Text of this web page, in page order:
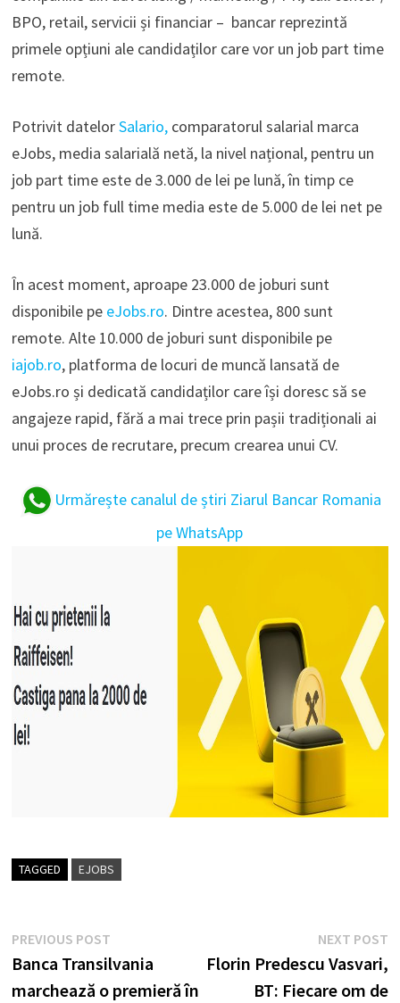
BPO, retail, servicii și financiar – bancar reprezintă
primele opțiuni ale candidaților care vor un job part time
remote.
Potrivit datelorSalario,comparatorul salarial marca
eJobs, media salarială netă, la nivel național, pentru un
job part time este de 3.000 de lei pe lună, în timp ce
pentru un job full time media este de 5.000 de lei net pe
lună.
În acest moment, aproape 23.000 de joburi sunt
disponibile pe eJobs.ro. Dintre acestea, 800 sunt
remote. Alte 10.000 de joburi sunt disponibile pe
iajob.ro, platforma de locuri de muncă lansată de
eJobs.ro și dedicată candidaților care își doresc să se
angajeze rapid, fără a mai trece prin pașii tradiționali ai
unui proces de recrutare, precum crearea unui CV.
Urmărește canalul de știri Ziarul Bancar Romania
pe WhatsApp
TAGGED EJOBS
Post
navigation
PREVIOUS POSTPrevious
post:
Banca Transilvania
marchează o premieră în
NEXT POST
Florin Predescu Vasvari,
BT: Fiecare om de